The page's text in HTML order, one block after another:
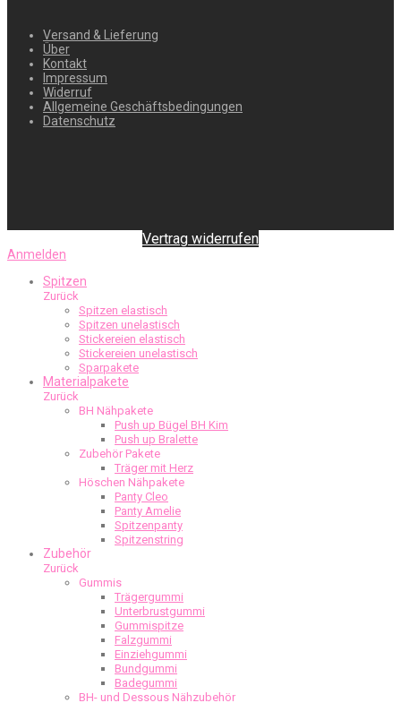
Versand & Lieferung
Über
Kontakt
Impressum
Widerruf
Allgemeine Geschäftsbedingungen
Datenschutz
Vertrag widerrufen
Anmelden
Spitzen
Zurück
Spitzen elastisch
Spitzen unelastisch
Stickereien elastisch
Stickereien unelastisch
Sparpakete
Materialpakete
Zurück
BH Nähpakete
Push up Bügel BH Kim
Push up Bralette
Zubehör Pakete
Träger mit Herz
Höschen Nähpakete
Panty Cleo
Panty Amelie
Spitzenpanty
Spitzenstring
Zubehör
Zurück
Gummis
Trägergummi
Unterbrustgummi
Gummispitze
Falzgummi
Einziehgummi
Bundgummi
Badegummi
BH- und Dessous Nähzubehör